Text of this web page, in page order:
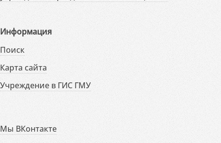
Информация
Поиск
Карта сайта
Учреждение в ГИС ГМУ
Мы ВКонтакте